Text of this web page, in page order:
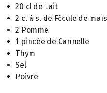
20 cl de Lait
2 c. à s. de Fécule de maïs
2 Pomme
1 pincée de Cannelle
Thym
Sel
Poivre